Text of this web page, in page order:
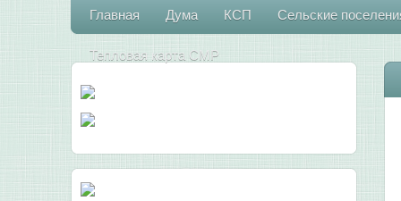
Главная Дума КСП Сельские
Тепловая карта СМР